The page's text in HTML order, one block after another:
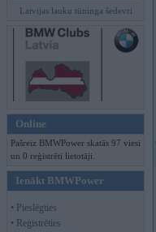
Latvijas lauku tūninga šedevri
Online
Pašreiz BMWPower skatās 97 viesi
un 0 reģistrēti lietotāji.
Ienākt BMWPower
• Pieslēgties
• Reģistrēties